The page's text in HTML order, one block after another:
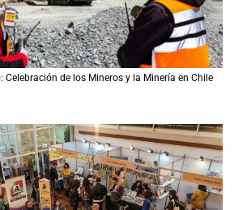
Celebración de los Mineros y la Minería en Chile